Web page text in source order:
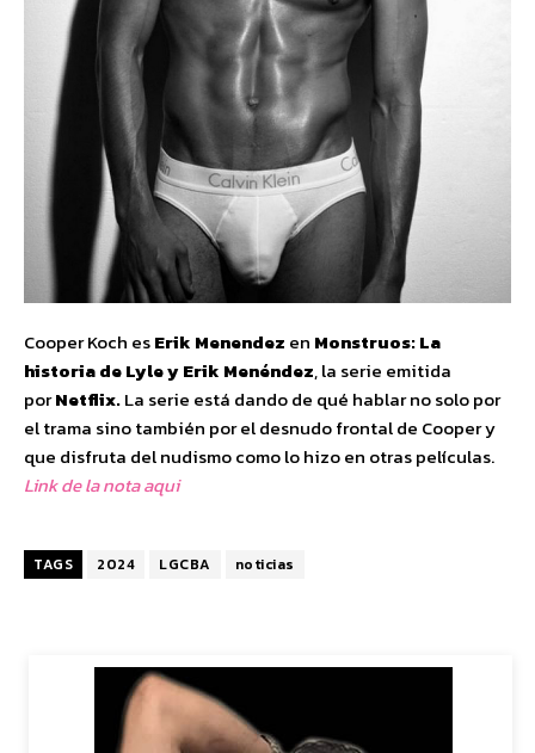
Cooper Koch esErik Menendez en Monstruos: La
historia de Lyle y Erik Menéndez, la serie emitida
porNetflix.La serie está dando de qué hablar no solo por
el trama sino también por el desnudo frontal de Cooper y
que disfruta del nudismo como lo hizo en otras películas.
Link de la nota aqui
TAGS 2024 LGCBA noticias